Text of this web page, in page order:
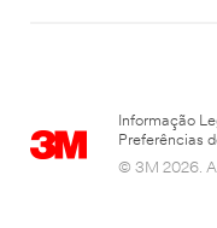
Informação
Preferências
© 3M 2026.